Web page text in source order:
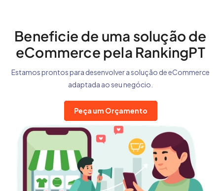
Beneficie de uma solução de
eCommerce pela RankingPT
Estamos prontos para desenvolver a solução de eCommerce
adaptada ao seu negócio.
Peça um Orçamento